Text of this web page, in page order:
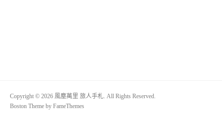
Copyright © 2026 風塵萬里 旅人手札. All Rights Reserved.
Boston Theme by FameThemes